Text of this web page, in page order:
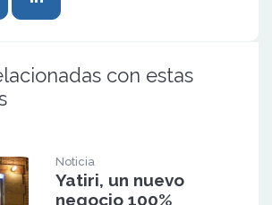
con estas
Noticia
Yatiri, un nuevo
negocio 100%